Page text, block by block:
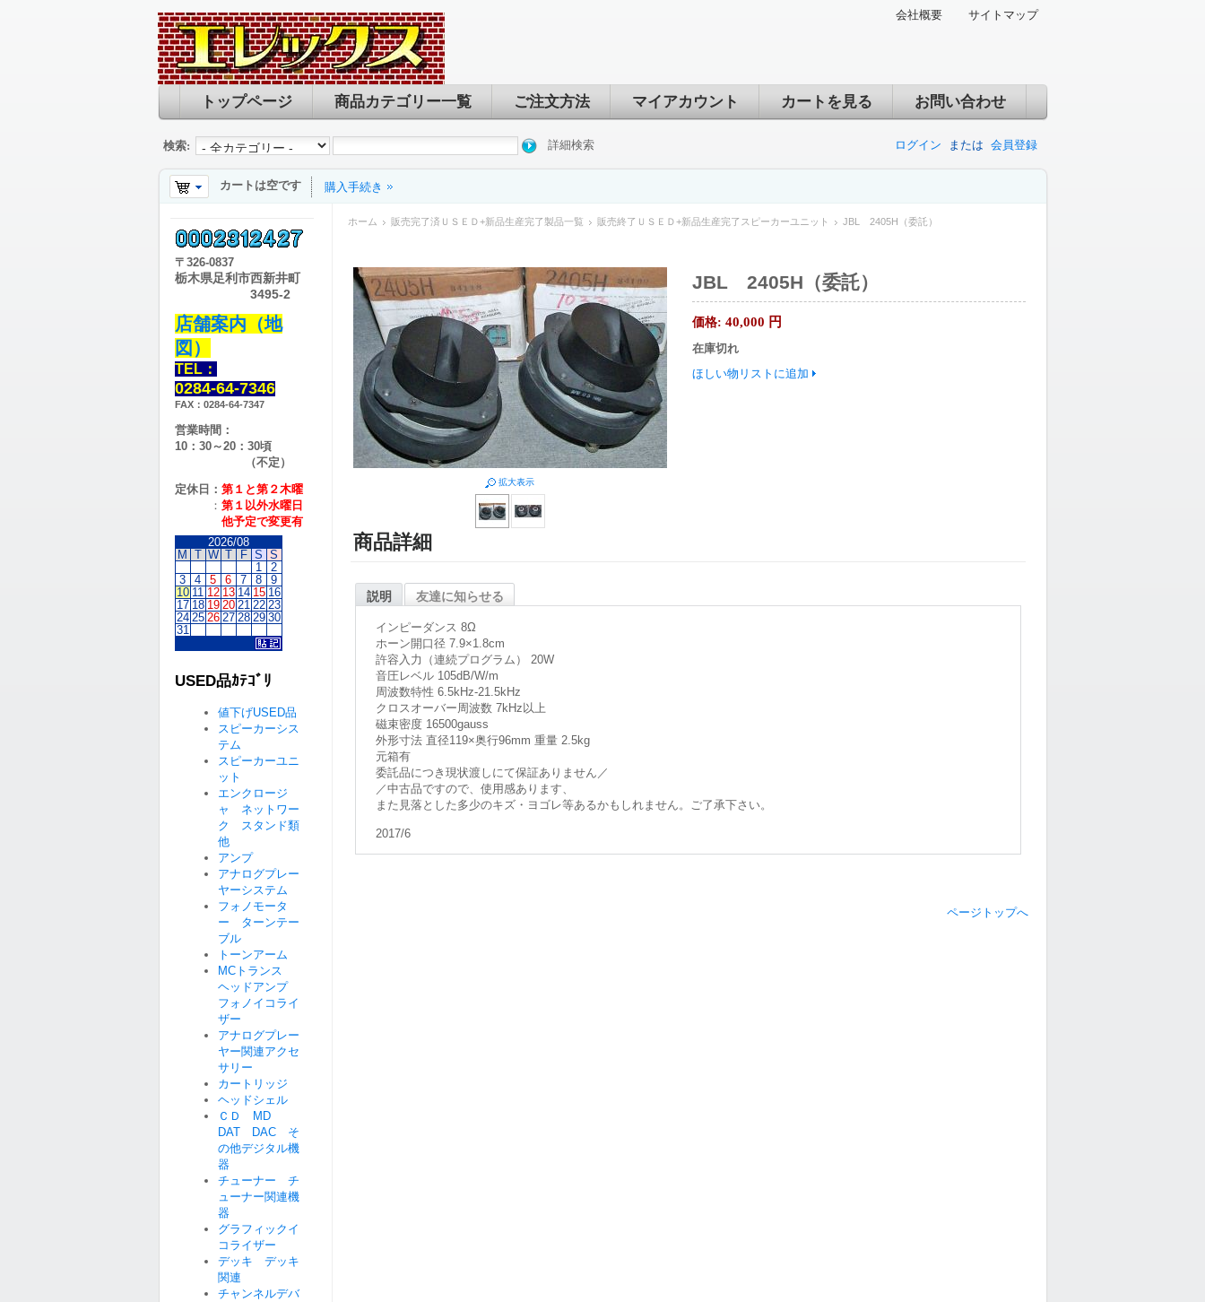
会社概要 サイトマップ
トップページ 商品カテゴリー一覧 ご注文方法 マイアカウント カートを見る お問い合わせ
ログイン または 会員登録
検索: 詳細検索
カートは空です 購入手続き
ホーム 販売完了済ＵＳＥＤ+新品生産完了製品一覧 販売終了ＵＳＥＤ+新品生産完了スピーカーユニット JBL 2405H（委託）
拡大表示
JBL 2405H（委託）
価格: 40,000 円
在庫切れ
ほしい物リストに追加
商品詳細
説明 友達に知らせる
インピーダンス 8Ω
ホーン開口径 7.9×1.8cm
許容入力（連続プログラム） 20W
音圧レベル 105dB/W/m
周波数特性 6.5kHz-21.5kHz
クロスオーバー周波数 7kHz以上
磁束密度 16500gauss
外形寸法 直径119×奥行96mm 重量 2.5kg
元箱有
委託品につき現状渡しにて保証ありません／
／中古品ですので、使用感あります、
また見落とした多少のキズ・ヨゴレ等あるかもしれません。ご了承下さい。
2017/6
ページトップへ
〒 326-0837
栃木県足利市西新井町
3495-2
店舗案内（地
図）
TEL：
0284-64-7346
FAX：0284-64-7347
営業時間：
10：30～20：30頃
（不定）
定休日： 第１と第２木曜
： 第１以外水曜日
他予定で変更有
2026/08
M
T W T F S S
1
2
3
4 5 6 7 8
9
10 11 12 13 14 15 16
17 18 19 20 21 22 23
24 25 26 27 28 29 30
31
USED品ｶﾃｺﾞﾘ
値下げUSED品
スピーカーシス
テム
スピーカーユニ
ット
エンクロージ
ャ ネットワー
ク スタンド類
他
アンプ
アナログプレー
ヤーシステム
フォノモータ
ー ターンテー
ブル
トーンアーム
MCトランス
ヘッドアンプ
フォノイコライ
ザー
アナログプレー
ヤー関連アクセ
サリー
カートリッジ
ヘッドシェル
ＣＤ MD
DAT DAC そ
の他デジタル機
器
チューナー チ
ューナー関連機
器
グラフィックイ
コライザー
デッキ デッキ
関連
チャンネルデバ